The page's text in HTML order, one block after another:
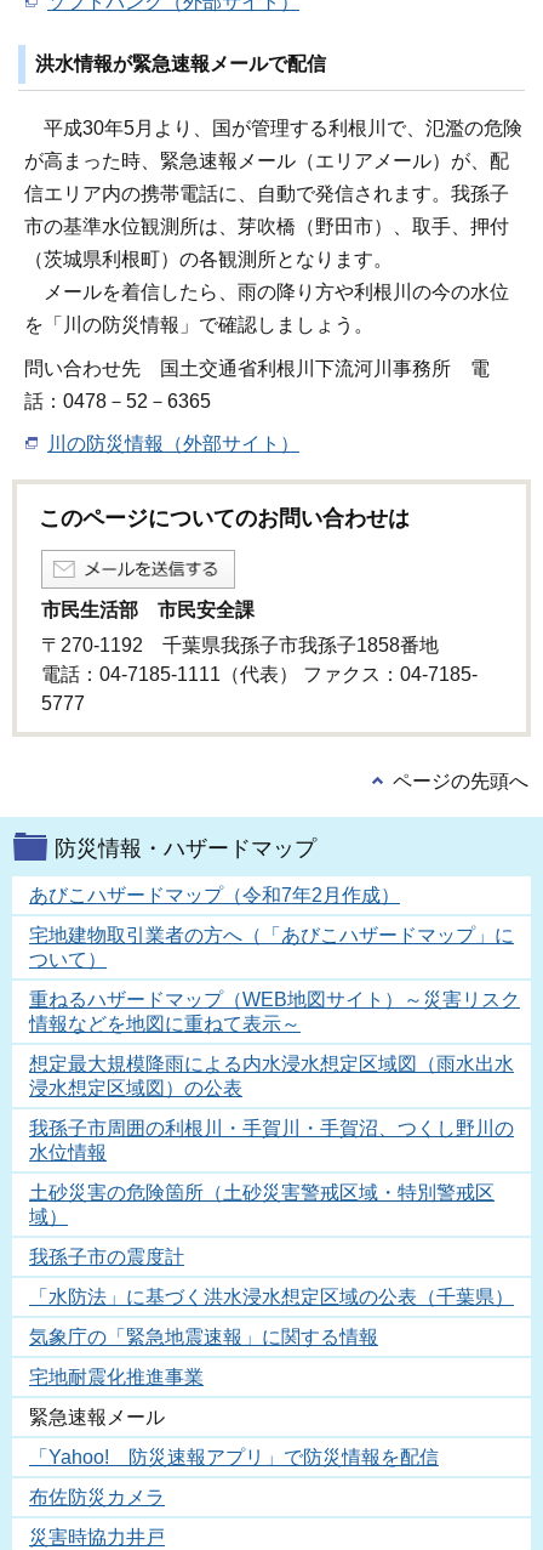
洪水情報が緊急速報メールで配信
平成30年5月より、国が管理する利根川で、氾濫の危険
が高まった時、緊急速報メール（エリアメール）が、配
信エリア内の携帯電話に、自動で発信されます。我孫子
市の基準水位観測所は、芽吹橋（野田市）、取手、押付
（茨城県利根町）の各観測所となります。
メールを着信したら、雨の降り方や利根川の今の水位
を「川の防災情報」で確認しましょう。
問い合わせ先 国土交通省利根川下流河川事務所 電
話：0478－52－6365
川の防災情報（外部サイト）
このページについてのお問い合わせは
市民生活部 市民安全課
〒270-1192 千葉県我孫子市我孫子1858番地
電話：04-7185-1111（代表） ファクス：04-7185-
5777
ページの先頭へ
防災情報・ハザードマップ
あびこハザードマップ（令和7年2月作成）
宅地建物取引業者の方へ（「あびこハザードマップ」に
ついて）
重ねるハザードマップ（WEB地図サイト）～災害リスク
情報などを地図に重ねて表示～
想定最大規模降雨による内水浸水想定区域図（雨水出水
浸水想定区域図）の公表
我孫子市周囲の利根川・手賀川・手賀沼、つくし野川の
水位情報
土砂災害の危険箇所（土砂災害警戒区域・特別警戒区
域）
我孫子市の震度計
「水防法」に基づく洪水浸水想定区域の公表（千葉県）
気象庁の「緊急地震速報」に関する情報
宅地耐震化推進事業
緊急速報メール
「Yahoo! 防災速報アプリ」で防災情報を配信
布佐防災カメラ
災害時協力井戸